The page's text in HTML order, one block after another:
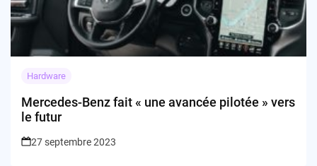
Hardware
Mercedes-Benz fait « une avancée pilotée » vers
le futur
27 septembre 2023